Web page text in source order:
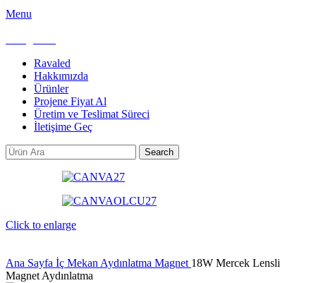
Menu
Ravaled
Hakkımızda
Ürünler
Projene Fiyat Al
Üretim ve Teslimat Süreci
İletişime Geç
Search
Click to enlarge
Ana Sayfa İç Mekan Aydınlatma Magnet 18W Mercek Lensli
Magnet Aydınlatma